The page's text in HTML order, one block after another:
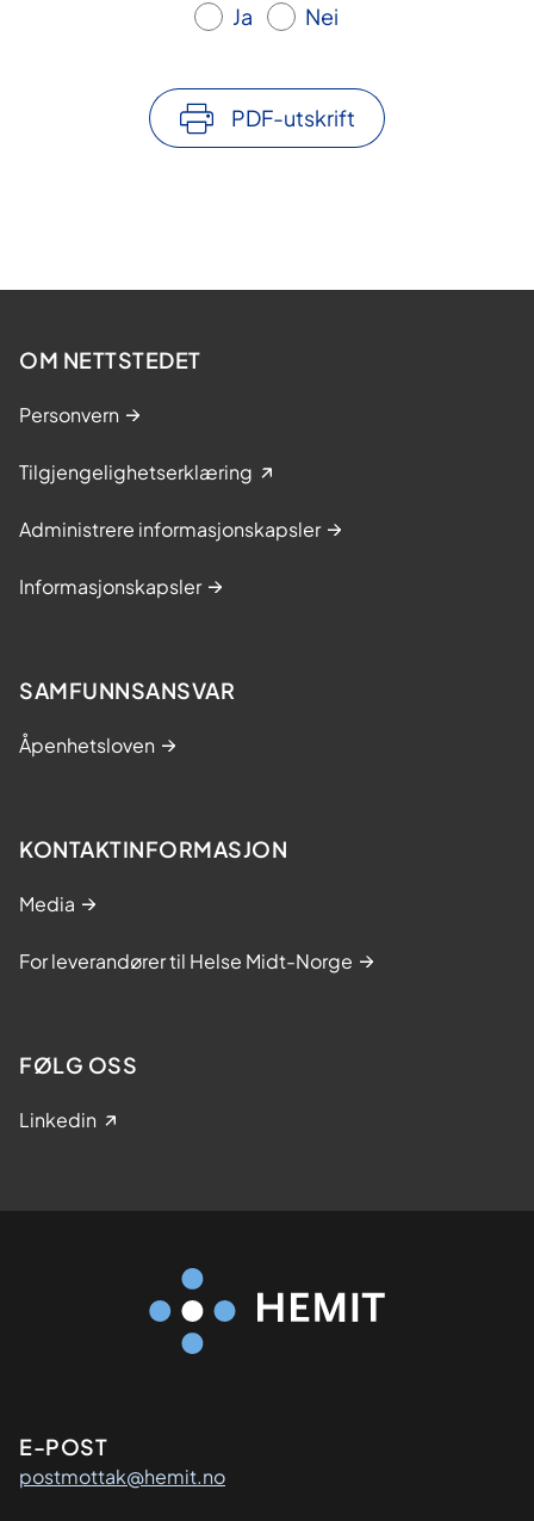
Ja Nei
PDF-utskrift
OM NETTSTEDET
Personvern
Tilgjengelighetserklæring
Administrere informasjonskapsler
Informasjonskapsler
SAMFUNNSANSVAR
Åpenhetsloven
KONTAKTINFORMASJON
Media
For leverandører til Helse Midt-Norge
FØLG OSS
Linkedin
Kontaktinformasjon
E-POST
postmottak@hemit.no